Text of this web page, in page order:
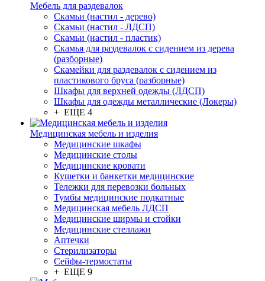
Мебель для раздевалок
Скамьи (настил - дерево)
Скамьи (настил - ЛДСП)
Скамьи (настил - пластик)
Скамья для раздевалок с сидением из дерева
(разборные)
Скамейки для раздевалок с сидением из
пластикового бруса (разборные)
Шкафы для верхней одежды (ЛДСП)
Шкафы для одежды металлические (Локеры)
+ ЕЩЕ 4
Медицинская мебель и изделия
Медицинские шкафы
Медицинские столы
Медицинские кровати
Кушетки и банкетки медицинские
Тележки для перевозки больных
Тумбы медицинские подкатные
Медицинская мебель ЛДСП
Медицинские ширмы и стойки
Медицинские стеллажи
Аптечки
Стерилизаторы
Сейфы-термостаты
+ ЕЩЕ 9